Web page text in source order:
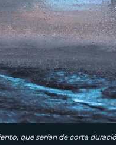
que serían de corta